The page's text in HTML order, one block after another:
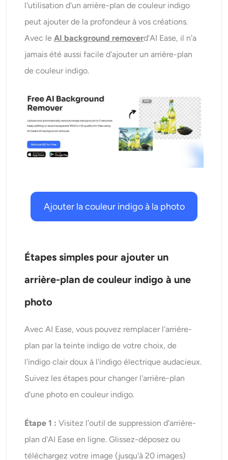
l'utilisation d'un arrière-plan de couleur indigo
peut ajouter de la profondeur à vos créations.
Avec leAI background removerd'AI Ease, il n'a
jamais été aussi facile d'ajouter un arrière-plan
de couleur indigo.
Ajouter la couleur indigo à la photo
Étapes simples pour ajouter un
arrière-plan de couleur indigo à une
photo
Avec AI Ease, vous pouvez remplacer l'arrière-
plan par la teinte indigo de votre choix, de
l'indigo clair doux à l'indigo électrique audacieux.
Suivez les étapes pour changer l'arrière-plan
d'une photo en couleur indigo.
Étape 1 :Visitez l'outil de suppression d'arrière-
plan d'AI Ease en ligne. Glissez-déposez ou
téléchargez votre image (jusqu'à 20 images)